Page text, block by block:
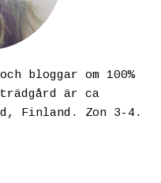
bloggar om 100%
är ca
Finland. Zon 3-4.